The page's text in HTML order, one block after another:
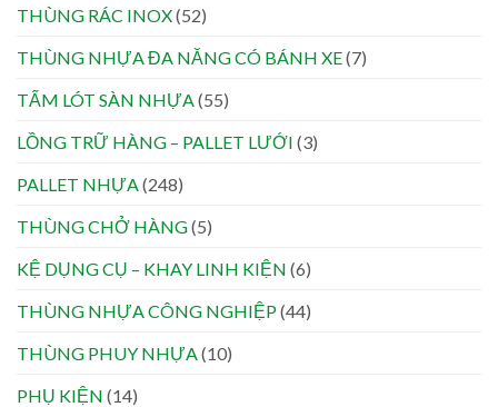
THÙNG RÁC INOX(52)
THÙNG NHỰA ĐA NĂNG CÓ BÁNH XE(7)
TẤM LÓT SÀN NHỰA (55)
LỒNG TRỮ HÀNG – PALLET LƯỚI (3)
PALLET NHỰA (248)
THÙNG CHỞ HÀNG(5)
KỆ DỤNG CỤ – KHAY LINH KIỆN (6)
THÙNG NHỰA CÔNG NGHIỆP(44)
THÙNG PHUY NHỰA (10)
PHỤ KIỆN (14)